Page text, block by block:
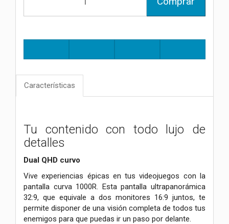
Características
Tu contenido con todo lujo de
detalles
Dual QHD curvo
Vive experiencias épicas en tus videojuegos con la
pantalla curva 1000R. Esta pantalla ultrapanorámica
32:9, que equivale a dos monitores 16:9 juntos, te
permite disponer de una visión completa de todos tus
enemigos para que puedas ir un paso por delante.